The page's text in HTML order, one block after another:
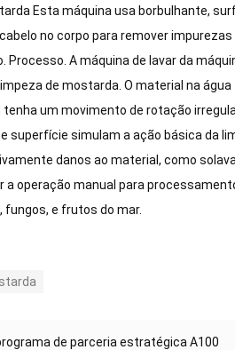
Esta máquina usa borbulhante,
no corpo para remover
Processo. A máquina de lavar da
de mostarda. O material na
um movimento de rotação
superfície simulam a ação básica da
danos ao material, como
a operação manual para
e frutos do mar.
de parceria estratégica A100